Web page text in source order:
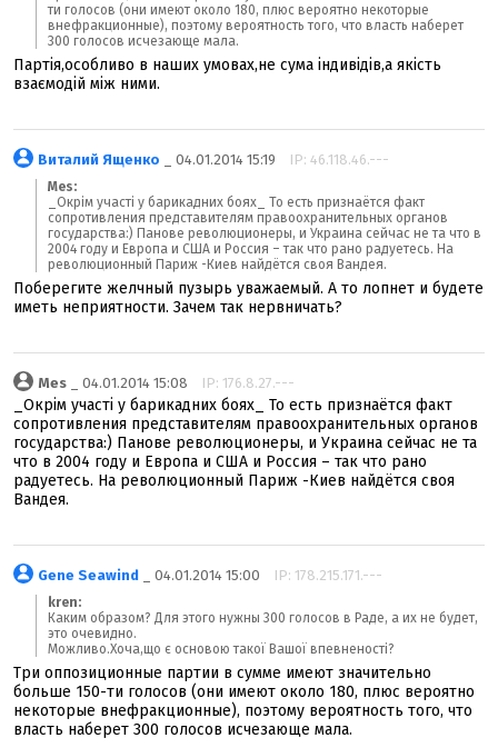
ти голосов (они имеют около 180, плюс вероятно некоторые
внефракционные), поэтому вероятность того, что власть наберет
300 голосов исчезающе мала.
Партія,особливо в наших умовах,не сума індивідів,а якість
взаємодій між ними.
Виталий Ященко _ 04.01.2014 15:19 IP: 46.118.46.---
Mes:
_Окрім участі у барикадних боях_ То есть признаётся факт
сопротивления представителям правоохранительных органов
государства:) Панове революционеры, и Украина сейчас не та что в
2004 году и Европа и США и Россия – так что рано радуетесь. На
революционный Париж -Киев найдётся своя Вандея.
Поберегите желчный пузырь уважаемый. А то лопнет и будете
иметь неприятности. Зачем так нервничать?
Mes _ 04.01.2014 15:08 IP: 176.8.27.---
_Окрім участі у барикадних боях_ То есть признаётся факт
сопротивления представителям правоохранительных органов
государства:) Панове революционеры, и Украина сейчас не та
что в 2004 году и Европа и США и Россия – так что рано
радуетесь. На революционный Париж -Киев найдётся своя
Вандея.
Gene Seawind _ 04.01.2014 15:00 IP: 178.215.171.---
kren:
Каким образом? Для этого нужны 300 голосов в Раде, а их не будет,
это очевидно.
Можливо.Хоча,що є основою такої Вашої впевненості?
Три оппозиционные партии в сумме имеют значительно
больше 150-ти голосов (они имеют около 180, плюс вероятно
некоторые внефракционные), поэтому вероятность того, что
власть наберет 300 голосов исчезающе мала.